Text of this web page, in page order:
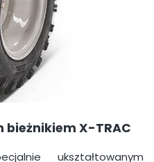
bieżnikiem X-TRAC
ukształtowanym